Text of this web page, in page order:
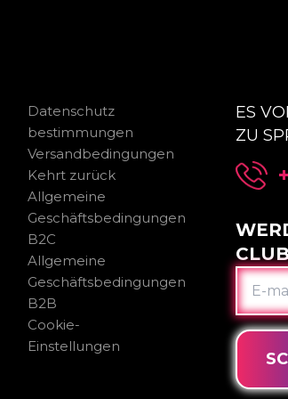
Datenschutz
bestimmungen
Versandbedingungen
Kehrt zurück
Allgemeine
Geschäftsbedingungen
B2C
Allgemeine
Geschäftsbedingungen
B2B
Cookie-
Einstellungen
ES
ZU
E-
MAIL